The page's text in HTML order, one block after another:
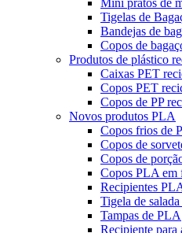
Mini pratos de
Tigelas de
Bandejas de
Copos de
Produtos de plástico
Caixas PET
Copos PET
Copos de PP
Novos produtos PLA
Copos frios de
Copos de
Copos de
Copos PLA em
Recipientes
Tigela de
Tampas de PLA
Recipiente